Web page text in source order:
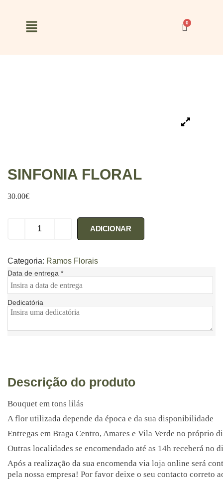
SINFONIA FLORAL
30.00€
ADICIONAR
Categoria: Ramos Florais
Data de entrega *
Dedicatória
Descrição do produto
Bouquet em tons lilás
A flor utilizada depende da época e da sua disponibilidade
Entregas em Braga Centro, Amares e Vila Verde no próprio
Outras localidades se encomendado até as 14h receberá no
Após a realização da sua encomenda via loja online será
pela nossa empresa! Por favor deixe o seu contacto correto